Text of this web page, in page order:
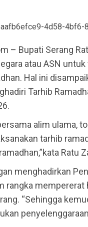
– Bupati Serang
atau ASN
Hal ini
Tarhib
alim ulama,
tarhib
Ratu
menghadirkan
rangka
“Sehingga